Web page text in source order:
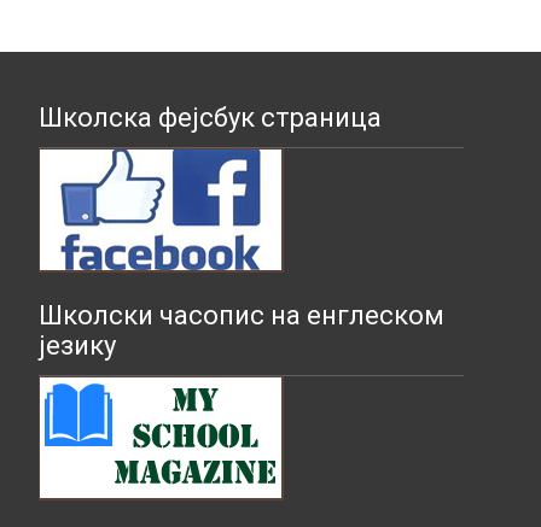
Школска фејсбук страница
Школски часопис на енглеском
језику